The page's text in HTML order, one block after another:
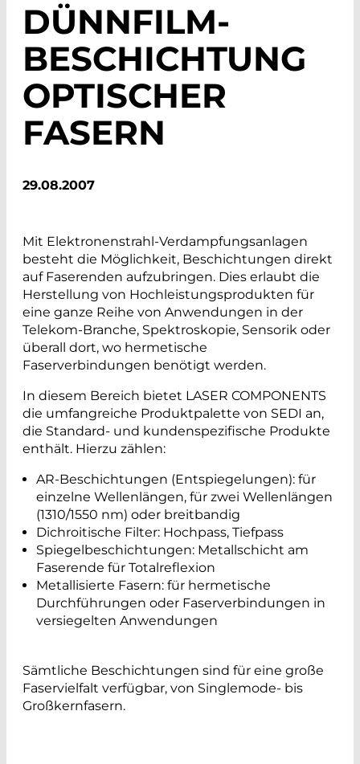
DÜNNFILM-
BESCHICHTUNG
OPTISCHER
FASERN
29.08.2007
Mit Elektronenstrahl-Verdampfungsanlagen
besteht die Möglichkeit, Beschichtungen direkt
auf Faserenden aufzubringen. Dies erlaubt die
Herstellung von Hochleistungsprodukten für
eine ganze Reihe von Anwendungen in der
Telekom-Branche, Spektroskopie, Sensorik oder
überall dort, wo hermetische
Faserverbindungen benötigt werden.
In diesem Bereich bietet LASER COMPONENTS
die umfangreiche Produktpalette von SEDI an,
die Standard- und kundenspezifische Produkte
enthält. Hierzu zählen:
AR-Beschichtungen (Entspiegelungen): für
einzelne Wellenlängen, für zwei Wellenlängen
(1310/1550 nm) oder breitbandig
Dichroitische Filter: Hochpass, Tiefpass
Spiegelbeschichtungen: Metallschicht am
Faserende für Totalreflexion
Metallisierte Fasern: für hermetische
Durchführungen oder Faserverbindungen in
versiegelten Anwendungen
Sämtliche Beschichtungen sind für eine große
Faservielfalt verfügbar, von Singlemode- bis
Großkernfasern.